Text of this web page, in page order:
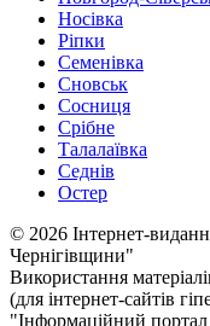
Носівка
Ріпки
Семенівка
Сновськ
Сосниця
Срібне
Талалаївка
Седнів
Остер
© 2026 Інтернет-
Чернiгiвщини"
Використання
(для інтернет-сайтів
"Інформаційний